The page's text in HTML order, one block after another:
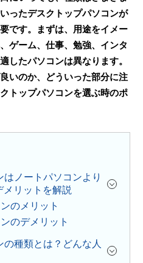
ったデスクトップパソコンが
です。まずは、用途をイメー
ゲーム、仕事、勉強、インタ
したパソコンは異なります。
いのか、どういった部分に注
トップパソコンを選ぶ時のポ
ノートパソコンより
リットを解説
のメリット
のデメリット
種類とは？どんな人